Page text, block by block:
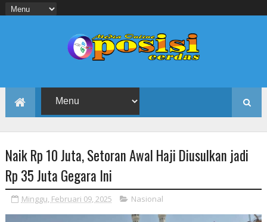
Naik Rp 10 Juta, Setoran Awal Haji Diusulkan jadi
Rp 35 Juta Gegara Ini
Minggu, Februari 09, 2025 Nasional